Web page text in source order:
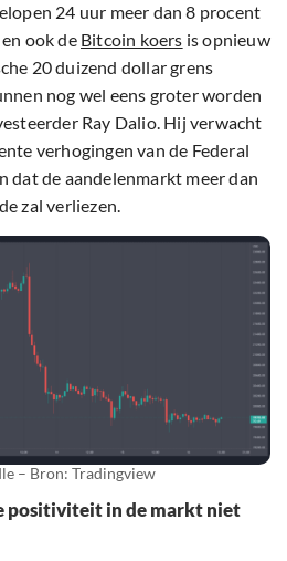
24 uur meer dan 8 procent
ook de Bitcoin koers is opnieuw
20 duizend dollar grens
nog wel eens groter worden
Ray Dalio. Hij verwacht
verhogingen van de Federal
dat de aandelenmarkt meer dan
zal verliezen.
– Bron: Tradingview
positiviteit in de markt niet